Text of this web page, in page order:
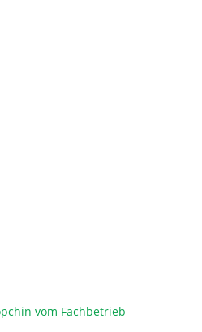
vom Fachbetrieb